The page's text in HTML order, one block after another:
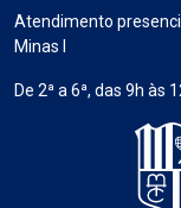
Atendimento
Minas I
De 2ª a 6ª, das 9h às